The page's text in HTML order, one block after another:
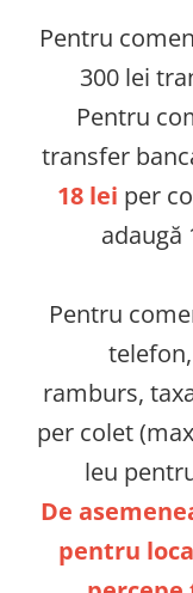
Pentru
300 lei
Pentru
transfer
18 lei per
adaugă
Pentru
ramburs,
per colet
leu
De
pentru